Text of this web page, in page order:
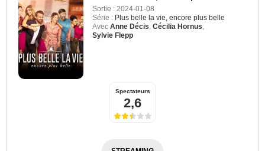
Sortie : 2024-01-08
Série : Plus belle la vie, encore plus belle
Avec Anne Décis Cécilia Hornus
Sylvie Flepp
Spectateurs
2,6